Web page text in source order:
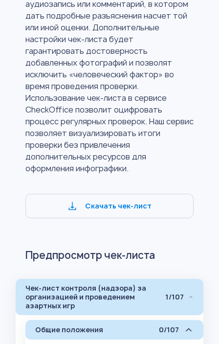
аудиозапись или комментарий, в котором
дать подробные разъяснения насчет той
или иной оценки. Дополнительные
настройки чек-листа будет
гарантировать достоверность
добавленных фотографий и позволят
исключить «человеческий фактор» во
время проведения проверки.
Использование чек-листа в сервисе
CheckOffice позволит оцифровать
процесс регулярных проверок. Наш сервис
позволяет визуализировать итоги
проверки без привлечения
дополнительных ресурсов для
оформления инфографики.
Скачать чек-лист
Предпросмотр чек-листа
Чек-лист контроля (надзора) за
организацией и проведением
азартных игр
1/107
Общие положения 0/107